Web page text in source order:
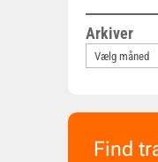
Arkiver
Find